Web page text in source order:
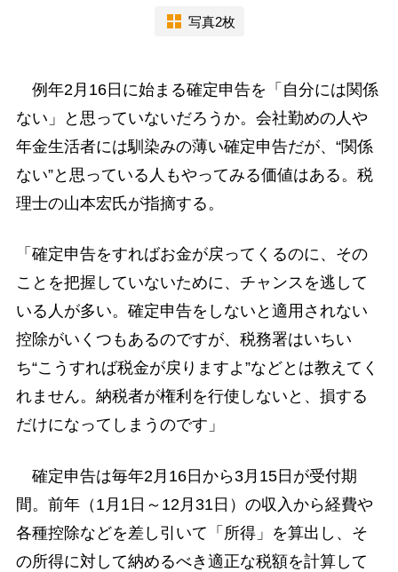
写真2枚
例年2月16日に始まる確定申告を「自分には関係
ない」と思っていないだろうか。会社勤めの人や
年金生活者には馴染みの薄い確定申告だが、“関係
ない”と思っている人もやってみる価値はある。税
理士の山本宏氏が指摘する。
「確定申告をすればお金が戻ってくるのに、その
ことを把握していないために、チャンスを逃して
いる人が多い。確定申告をしないと適用されない
控除がいくつもあるのですが、税務署はいちい
ち“こうすれば税金が戻りますよ”などとは教えてく
れません。納税者が権利を行使しないと、損する
だけになってしまうのです」
確定申告は毎年2月16日から3月15日が受付期
間。前年（1月1日～12月31日）の収入から経費や
各種控除などを差し引いて「所得」を算出し、そ
の所得に対して納めるべき適正な税額を計算して